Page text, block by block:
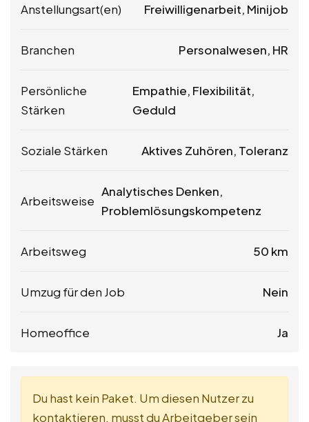
Anstellungsart(en) Freiwilligenarbeit, Minijob
Branchen Personalwesen, HR
Persönliche
Stärken
Empathie, Flexibilität,
Geduld
Soziale Stärken Aktives Zuhören, Toleranz
Arbeitsweise
Analytisches Denken,
Problemlösungskompetenz
Arbeitsweg 50 km
Umzug für den Job Nein
Homeoffice Ja
Du hast kein Paket. Um diesen Nutzer zu
kontaktieren, musst du Arbeitgeber sein